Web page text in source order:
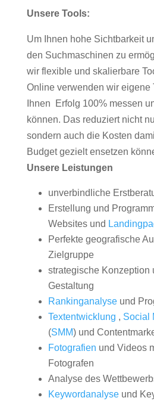
Unsere Tools:
Um Ihnen hohe Sichtbarkeit
den Suchmaschinen zu
wir flexible und skalierbare
Online verwenden wir eigene
Ihnen Erfolg 100% messen
können. Das reduziert nicht
sondern auch die Kosten
Budget gezielt ensetzen
Unsere Leistungen
unverbindliche
Erstellung und
Websites und
Perfekte geografische
Zielgruppe
strategische Konzeption
Gestaltung
Rankinganalyseund
Textentwicklung , Social
(SMM) und
Fotografien und Videos
Fotografen
Analyse des
Keywordanalyseund